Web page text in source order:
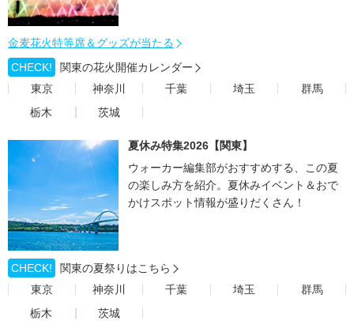
金麦花火特等席＆グッズが当たる
CHECK!
関東の花火開催カレンダー
東京
神奈川 千葉 埼玉
群馬
栃木
茨城
夏休み特集2026【関東】
ウォーカー編集部がおすすめする、この夏
の楽しみ方を紹介。夏休みイベント＆おで
かけスポット情報が盛りだくさん！
CHECK!
関東の夏祭りはこちら
東京
神奈川 千葉 埼玉
群馬
栃木
茨城